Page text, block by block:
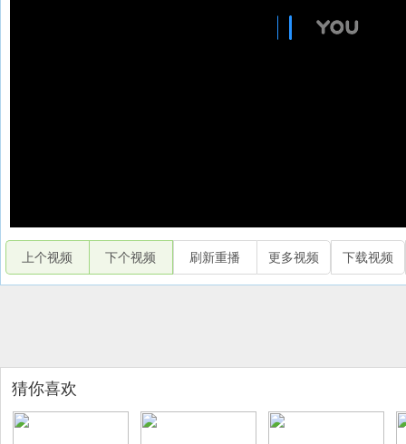
上个视频 下个视频 刷新重播 更多视频 下载视频
猜你喜欢